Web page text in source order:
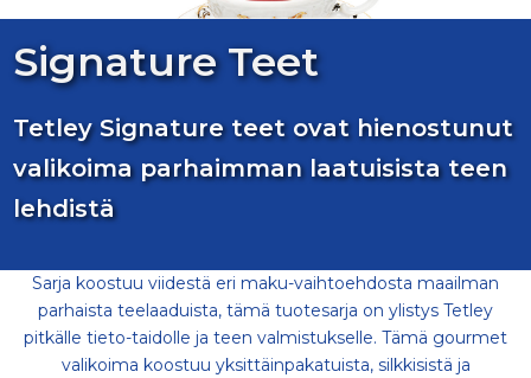
Signature Teet
Tetley Signature teet ovat hienostunut
valikoima parhaimman laatuisista teen
lehdistä
Sarja koostuu viidestä eri maku-vaihtoehdosta maailman
parhaista teelaaduista, tämä tuotesarja on ylistys Tetley
pitkälle tieto-taidolle ja teen valmistukselle. Tämä gourmet
valikoima koostuu yksittäinpakatuista, silkkisistä ja